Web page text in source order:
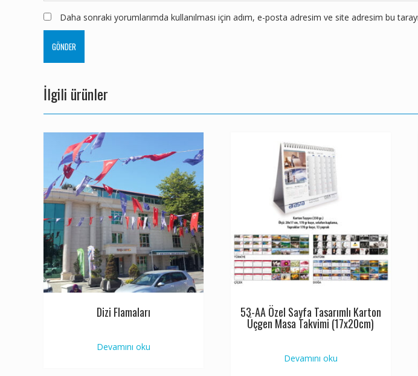
Daha sonraki yorumlarımda kullanılması için adım, e-posta adresim ve site adresim bu
İlgili ürünler
Dizi Flamaları
Devamını oku
53-AA Özel Sayfa Tasarımlı Karton
Üçgen Masa Takvimi (17x20cm)
Devamını oku